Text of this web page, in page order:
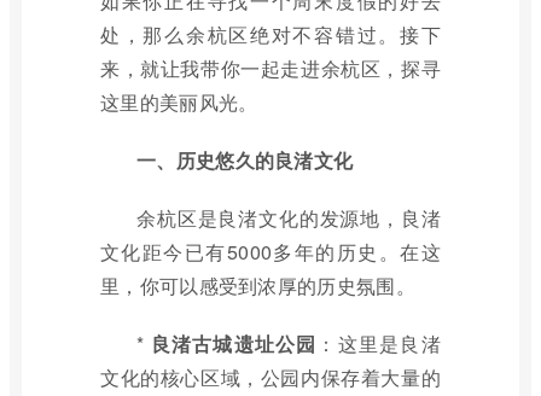
处，那么余杭区绝对不容错过。接下
来，就让我带你一起走进余杭区，探寻
这里的美丽风光。
一、历史悠久的良渚文化
余杭区是良渚文化的发源地，良渚
文化距今已有5000多年的历史。在这
里，你可以感受到浓厚的历史氛围。
* 良渚古城遗址公园 ：这里是良渚
文化的核心区域，公园内保存着大量的